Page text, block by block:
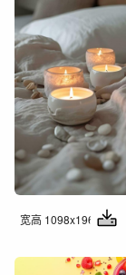
宽高 1098x1960